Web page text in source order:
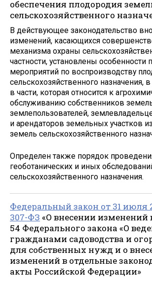
обеспечения плодородия
сельскохозяйственного
В действующее законодательство
изменений, касающихся
механизма охраны
частности, установлены особенности
мероприятий по воспроизводству
сельскохозяйственного назначения,
в части, которая относится к
обслуживанию собственников
землепользователей,
и арендаторов земельных участков
земель сельскохозяйственного
Определен также порядок
геоботанических и иных
сельскохозяйственного назначения.
Федеральный закон от 31 июля
307-ФЗ «О внесении изменений
54 Федерального закона «О
гражданами садоводства и
для собственных нужд и о
изменений в отдельные
акты Российской Федерации»